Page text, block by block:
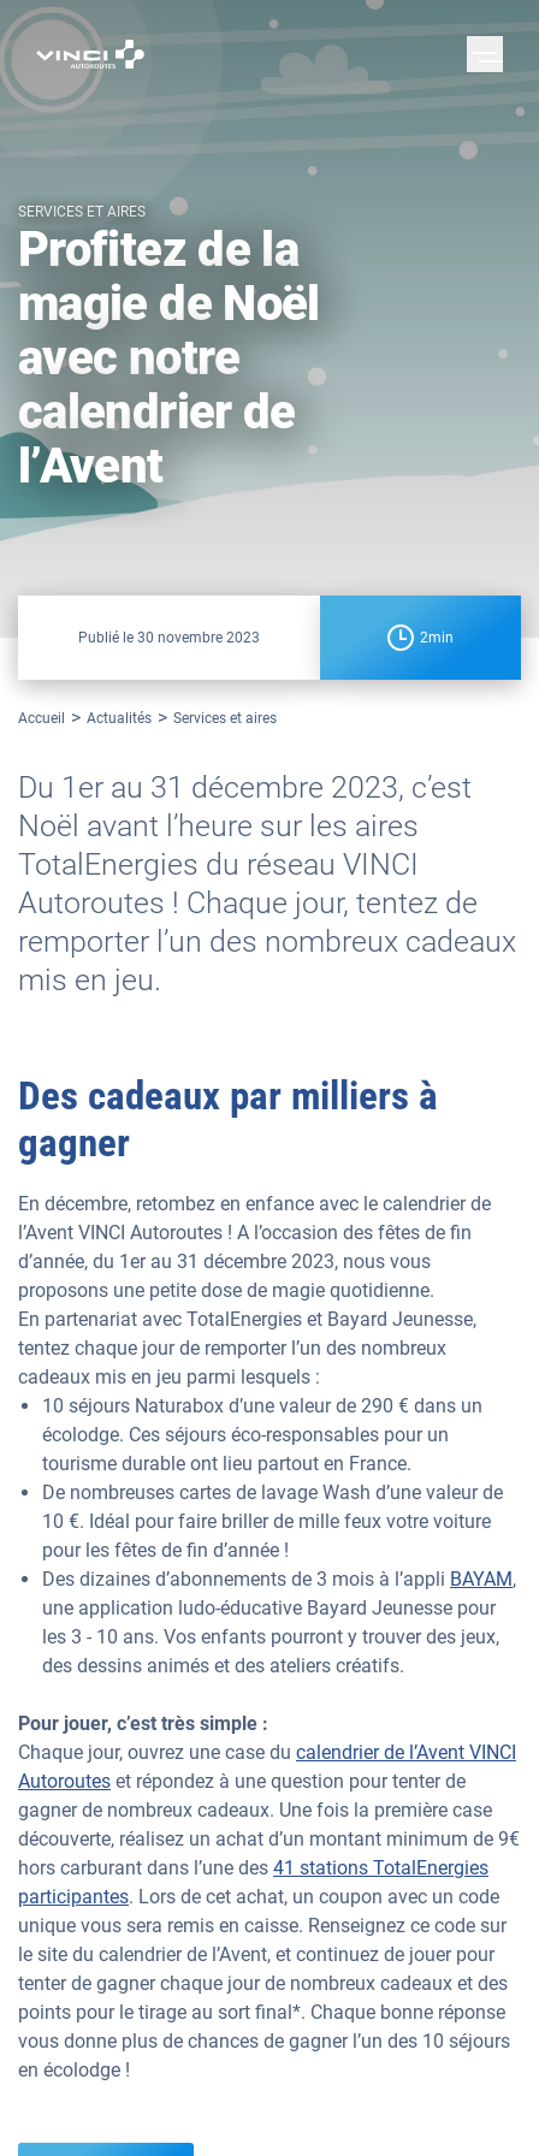
SERVICES ET AIRES
Profitez de la
magie de Noël
avec notre
calendrier de
l’Avent
Publié le 30 novembre 2023 2min
Accueil Actualités Services et aires
Du 1er au 31 décembre 2023, c’est
Noël avant l’heure sur les aires
TotalEnergies du réseau VINCI
Autoroutes ! Chaque jour, tentez de
remporter l’un des nombreux cadeaux
mis en jeu.
Des cadeaux par milliers à
gagner
En décembre, retombez en enfance avec le calendrier de
l’Avent VINCI Autoroutes ! A l’occasion des fêtes de fin
d’année, du 1er au 31 décembre 2023, nous vous
proposons une petite dose de magie quotidienne.
En partenariat avec TotalEnergies et Bayard Jeunesse,
tentez chaque jour de remporter l’un des nombreux
cadeaux mis en jeu parmi lesquels :
10 séjours Naturabox d’une valeur de 290 € dans un
écolodge. Ces séjours éco-responsables pour un
tourisme durable ont lieu partout en France.
De nombreuses cartes de lavage Wash d’une valeur de
10 €. Idéal pour faire briller de mille feux votre voiture
pour les fêtes de fin d’année !
Des dizaines d’abonnements de 3 mois à l’appli BAYAM,
une application ludo-éducative Bayard Jeunesse pour
les 3 - 10 ans. Vos enfants pourront y trouver des jeux,
des dessins animés et des ateliers créatifs.
Pour jouer, c’est très simple :
Chaque jour, ouvrez une case du calendrier de l’Avent VINCI
Autoroutes et répondez à une question pour tenter de
gagner de nombreux cadeaux. Une fois la première case
découverte, réalisez un achat d’un montant minimum de 9€
hors carburant dans l’une des 41 stations TotalEnergies
participantes. Lors de cet achat, un coupon avec un code
unique vous sera remis en caisse. Renseignez ce code sur
le site du calendrier de l’Avent, et continuez de jouer pour
tenter de gagner chaque jour de nombreux cadeaux et des
points pour le tirage au sort final*. Chaque bonne réponse
vous donne plus de chances de gagner l’un des 10 séjours
en écolodge !